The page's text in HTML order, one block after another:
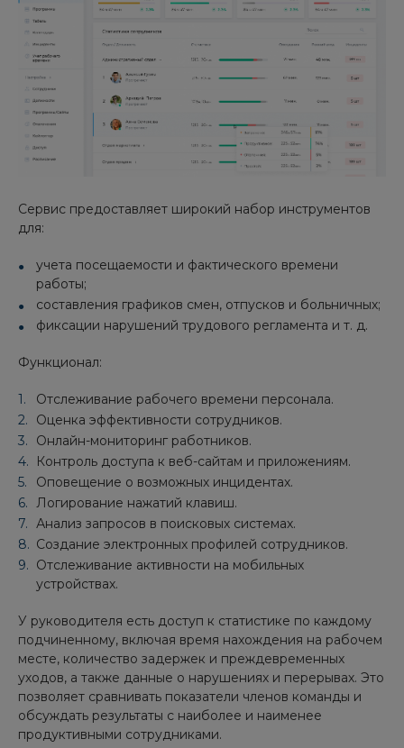
Сервис предоставляет широкий набор инструментов
для:
учета посещаемости и фактического времени
работы;
составления графиков смен, отпусков и больничных;
фиксации нарушений трудового регламента и т. д.
Функционал:
Отслеживание рабочего времени персонала.
Оценка эффективности сотрудников.
Онлайн-мониторинг работников.
Контроль доступа к веб-сайтам и приложениям.
Оповещение о возможных инцидентах.
Логирование нажатий клавиш.
Анализ запросов в поисковых системах.
Создание электронных профилей сотрудников.
Отслеживание активности на мобильных
устройствах.
У руководителя есть доступ к статистике по каждому
подчиненному, включая время нахождения на рабочем
месте, количество задержек и преждевременных
уходов, а также данные о нарушениях и перерывах. Это
позволяет сравнивать показатели членов команды и
обсуждать результаты с наиболее и наименее
продуктивными сотрудниками.